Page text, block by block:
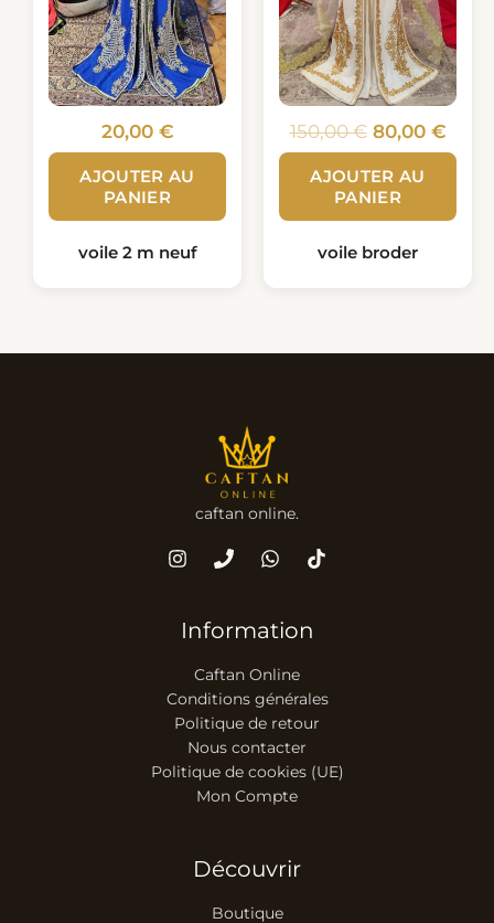
20,00 €
AJOUTER AU
PANIER
voile 2 m neuf
150,00€ 80,00 €
AJOUTER AU
PANIER
voile broder
caftan online.
Information
Caftan Online
Conditions générales
Politique de retour
Nous contacter
Politique de cookies (UE)
Mon Compte
Découvrir
Boutique